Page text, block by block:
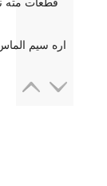
اره سیم